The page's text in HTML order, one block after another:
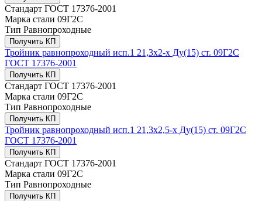
Стандарт ГОСТ 17376-2001
Марка стали 09Г2С
Тип Равнопроходные
Получить КП
Тройник равнопроходный исп.1 21,3х2-х Ду(15) ст. 09Г2С
ГОСТ 17376-2001
Получить КП
Стандарт ГОСТ 17376-2001
Марка стали 09Г2С
Тип Равнопроходные
Получить КП
Тройник равнопроходный исп.1 21,3х2,5-х Ду(15) ст. 09Г2С
ГОСТ 17376-2001
Получить КП
Стандарт ГОСТ 17376-2001
Марка стали 09Г2С
Тип Равнопроходные
Получить КП